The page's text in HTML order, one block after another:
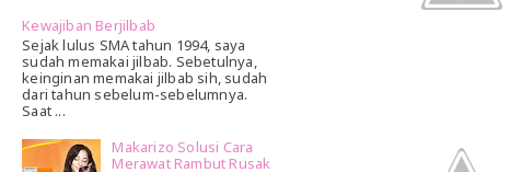
Kewajiban Berjilbab
Sejak lulus SMA tahun 1994, saya
sudah memakai jilbab. Sebetulnya,
keinginan memakai jilbab sih, sudah
dari tahun sebelum-sebelumnya.
Saat ...
Makarizo Solusi Cara
Merawat Rambut Rusak